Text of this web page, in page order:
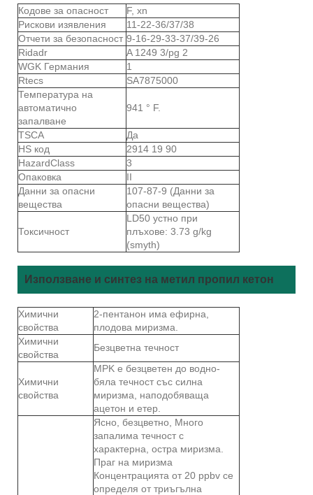
Кодове за опасност
F, xn
Рискови изявления
11-22-36/37/38
Отчети за безопасност 9-16-29-33-37/39-26
Ridadr
A 1249 3/pg 2
WGK Германия
1
Rtecs
SA7875000
Температура на
автоматично
запалване
941 ° F.
TSCA
Да
HS код
2914 19 90
HazardClass
3
Опаковка
II
Данни за опасни
вещества
107-87-9 (Данни за
опасни вещества)
Токсичност
LD50 устно при
плъхове: 3.73 g/kg
(smyth)
Използване и синтез на метил пропил кетон
Химични
свойства
2-пентанон има ефирна,
плодова миризма.
Химични
свойства
Безцветна течност
Химични
свойства
MPK е безцветен до водно-
бяла течност със силна
миризма, наподобяваща
ацетон и етер.
Ясно, безцветно, Много
запалима течност с
характерна, остра миризма.
Праг на миризма
Концентрацията от 20 ppbv се
определя от триъгълна